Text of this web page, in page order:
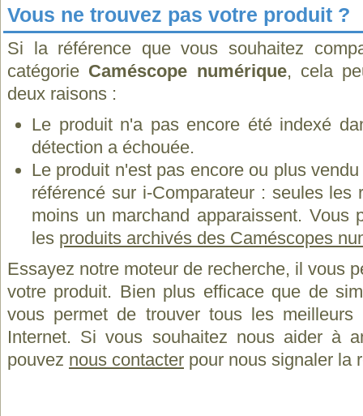
Vous ne trouvez pas votre produit ?
Si la référence que vous souhaitez
catégorie Caméscope numérique, cela
deux raisons :
Le produit n'a pas encore été indexé
détection a échouée.
Le produit n'est pas encore ou plus
référencé sur i-Comparateur : seules les
moins un marchand apparaissent. Vous
les produits archivés des Caméscopes
Essayez notre moteur de recherche, il vous
votre produit. Bien plus efficace que de
vous permet de trouver tous les
Internet. Si vous souhaitez nous aider à
pouvez nous contacter pour nous signaler la